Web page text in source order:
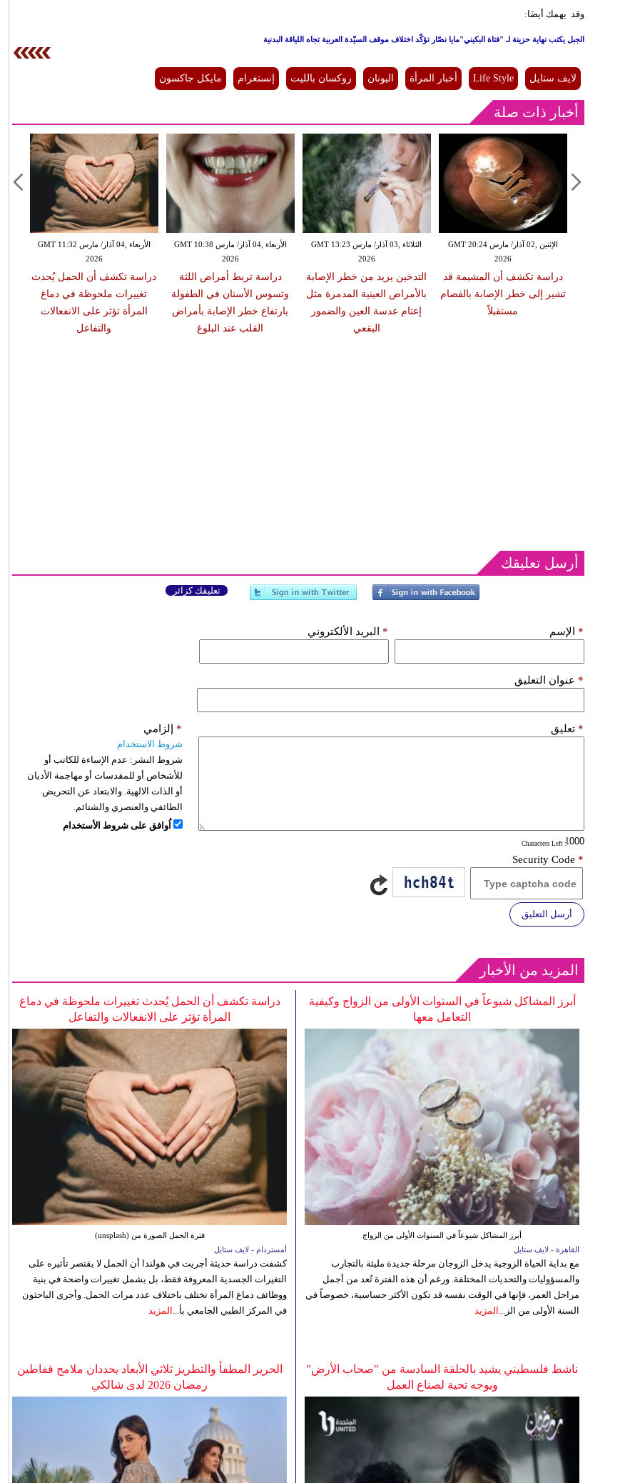
وقد يهمك أيضَا:
الجبل يكتب نهاية حزينة لـ "فتاة البكيني"مايا نصّار تؤكّد اختلاف موقف السيّدة العربية تجاه اللياقة البدنية
لايف ستايل Life Style أخبار المرأة اليونان روكسان بالليت إنستغرام مايكل جاكسون
أخبار ذات صلة
الأربعاء ,04 آذار/ مارس GMT 11:32
2026
دراسة تكشف أن الحمل يُحدث
تغييرات ملحوظة في دماغ
المرأة تؤثر على الانفعالات
والتفاعل
الأربعاء ,04 آذار/ مارس GMT 10:38
2026
دراسة تربط أمراض اللثة
وتسوس الأسنان في الطفولة
بارتفاع خطر الإصابة بأمراض
القلب عند البلوغ
الثلاثاء ,03 آذار/ مارس GMT 13:23
2026
التدخين يزيد من خطر الإصابة
بالأمراض العينية المدمرة مثل
إعتام عدسة العين والضمور
البقعي
الإثنين ,02 آذار/ مارس GMT 20:24
2026
دراسة تكشف أن المشيمة قد
تشير إلى خطر الإصابة بالفصام
مستقبلاً
أرسل تعليقك
تعليقك كزائر
الإسم * البريد الألكتروني *
عنوان التعليق *
تعليق *
: Characters Left
إلزامي *
شروط الاستخدام
شروط النشر: عدم الإساءة للكاتب أو
للأشخاص أو للمقدسات أو مهاجمة الأديان
أو الذات الالهية. والابتعاد عن التحريض
الطائفي والعنصري والشتائم.
اُوافق على شروط الأستخدام
Security Code *
أرسل التعليق
المزيد من الأخبار
دراسة تكشف أن الحمل يُحدث تغييرات ملحوظة في دماغ
المرأة تؤثر على الانفعالات والتفاعل
فترة الحمل الصورة من (unsplash)
أمستردام - لايف ستايل
كشفت دراسة حديثة أجريت في هولندا أن الحمل لا يقتصر تأثيره على
التغيرات الجسدية المعروفة فقط، بل يشمل تغييرات واضحة في بنية
ووظائف دماغ المرأة تختلف باختلاف عدد مرات الحمل. وأجرى الباحثون
في المركز الطبي الجامعي بأ... المزيد
أبرز المشاكل شيوعاً في السنوات الأولى من الزواج وكيفية
التعامل معها
أبرز المشاكل شيوعاً في السنوات الأولى من الزواج
القاهرة - لايف ستايل
مع بداية الحياة الزوجية يدخل الزوجان مرحلة جديدة مليئة بالتجارب
والمسؤوليات والتحديات المختلفة. ورغم أن هذه الفترة تُعد من أجمل
مراحل العمر، فإنها في الوقت نفسه قد تكون الأكثر حساسية، خصوصاً في
السنة الأولى من الز... المزيد
الحرير المطفأ والتطريز ثلاثي الأبعاد يحددان ملامح قفاطين
رمضان 2026 لدى شالكي
ناشط فلسطيني يشيد بالحلقة السادسة من "صحاب الأرض"
ويوجه تحية لصناع العمل